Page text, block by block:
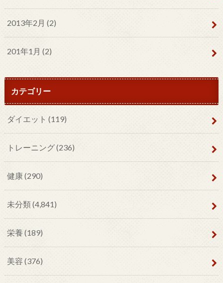
2013年2月 (2)
201年1月 (2)
カテゴリー
ダイエット (119)
トレーニング(236)
健康(290)
未分類(4,841)
栄養 (189)
美容 (376)